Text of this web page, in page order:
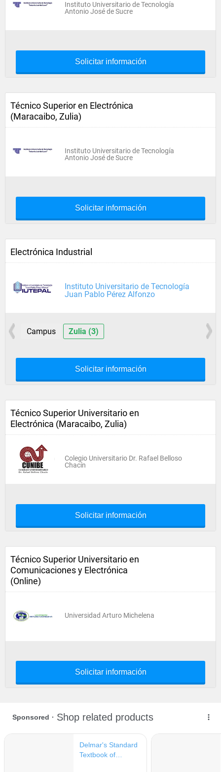
Instituto Universitario de Tecnología
Antonio José de Sucre
Solicitar información
Técnico Superior en Electrónica
(Maracaibo, Zulia)
Instituto Universitario de Tecnología
Antonio José de Sucre
Solicitar información
Electrónica Industrial
Instituto Universitario de Tecnología
Juan Pablo Pérez Alfonzo
Campus Zulia (3)
Solicitar información
Técnico Superior Universitario en
Electrónica (Maracaibo, Zulia)
Colegio Universitario Dr. Rafael Belloso
Chacín
Solicitar información
Técnico Superior Universitario en
Comunicaciones y Electrónica
(Online)
Universidad Arturo Michelena
Solicitar información